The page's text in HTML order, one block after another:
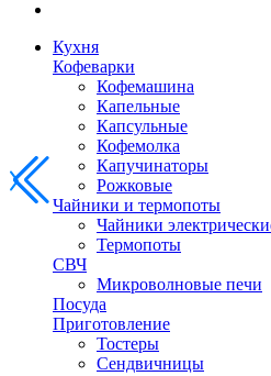
Кухня
Кофеварки
Кофемашина
Капельные
Капсульные
Кофемолка
Капучинаторы
Рожковые
Чайники и термопоты
Чайники
Термопоты
СВЧ
Микроволновые печи
Посуда
Приготовление
Тостеры
Сендвичницы